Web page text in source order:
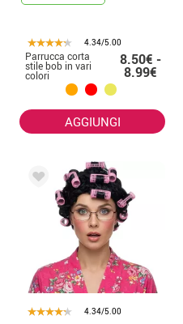
4.34/5.00
Parrucca corta
stile bob in vari
colori
8.50€ -
8.99€
AGGIUNGI
4.34/5.00